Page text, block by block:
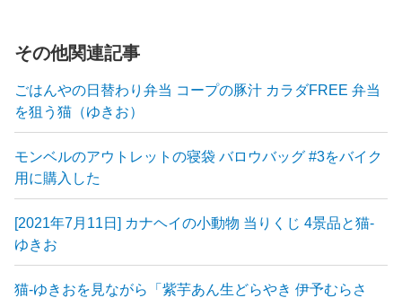
その他関連記事
ごはんやの日替わり弁当 コープの豚汁 カラダFREE 弁当
を狙う猫（ゆきお）
モンベルのアウトレットの寝袋 バロウバッグ #3をバイク
用に購入した
[2021年7月11日] カナヘイの小動物 当りくじ 4景品と猫-
ゆきお
猫-ゆきおを見ながら「紫芋あん生どらやき 伊予むらさ